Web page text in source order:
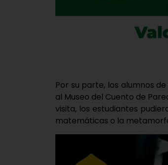
Por su parte, los alumnos
al Museo del Cuento de
visita, los estudiantes
matemáticas o la